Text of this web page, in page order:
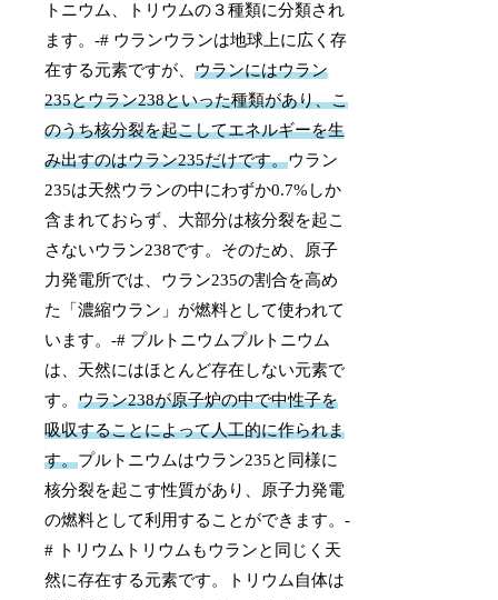
トニウム、トリウムの３種類に分類され
ます。-# ウランウランは地球上に広く存
在する元素ですが、ウランにはウラン
235とウラン238といった種類があり、こ
のうち核分裂を起こしてエネルギーを生
み出すのはウラン235だけです。ウラン
235は天然ウランの中にわずか0.7%しか
含まれておらず、大部分は核分裂を起こ
さないウラン238です。そのため、原子
力発電所では、ウラン235の割合を高め
た「濃縮ウラン」が燃料として使われて
います。-# プルトニウムプルトニウム
は、天然にはほとんど存在しない元素で
す。ウラン238が原子炉の中で中性子を
吸収することによって人工的に作られま
す。プルトニウムはウラン235と同様に
核分裂を起こす性質があり、原子力発電
の燃料として利用することができます。-
# トリウムトリウムもウランと同じく天
然に存在する元素です。トリウム自体は